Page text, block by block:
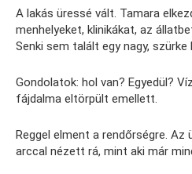
A lakás üressé vált. Tamara
menhelyeket, klinikákat, az
Senki sem talált egy nagy,
Gondolatok: hol van? Egyedül?
fájdalma eltörpült emellett.
Reggel elment a rendőrségre.
arccal nézett rá, mint aki már